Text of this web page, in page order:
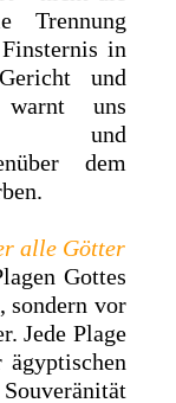
Trennung
in
und
warnt uns
und
dem
alle Götter
Gottes
sondern vor
Jede Plage